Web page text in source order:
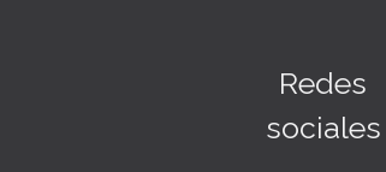
Redes
sociales